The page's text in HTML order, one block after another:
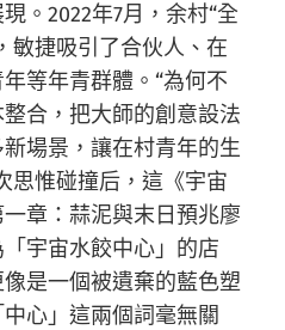
。2022年7月，余村“全
敏捷吸引了合伙人、在
等年青群體。“為何不
合，把大師的創意設法
場景，讓在村青年的生
思惟碰撞后，這《宇宙
章：蒜泥與末日預兆廖
宇宙水餃中心」的店
是一個被遺棄的藍色塑
心」這兩個詞毫無關